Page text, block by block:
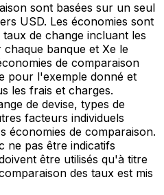
sont basées sur un seul
USD. Les économies sont
de change incluant les
banque et Xe le
de comparaison
pour l'exemple donné et
les frais et charges.
de devise, types de
facteurs individuels
économies de comparaison.
ne pas être indicatifs
être utilisés qu'à titre
des taux est mis